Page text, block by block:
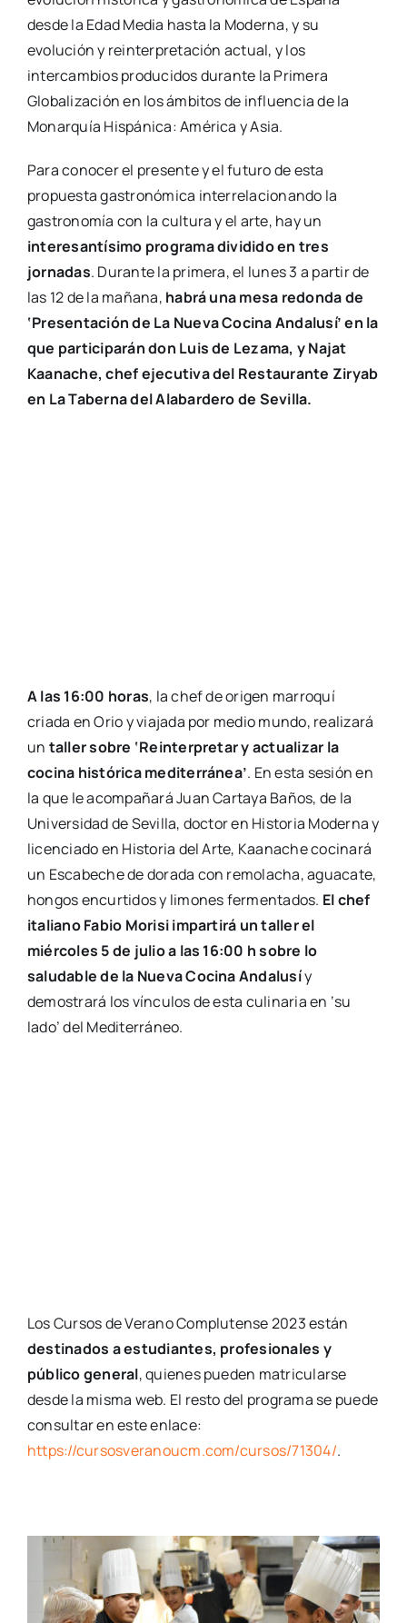
desde la Edad Media hasta la Moderna, y su
evolución y reinterpretación actual, y los
intercambios producidos durante la Primera
Globalización en los ámbitos de influencia de la
Monarquía Hispánica: América y Asia.
Para conocer el presente y el futuro de esta
propuesta gastronómica interrelacionando la
gastronomía con la cultura y el arte, hay un
interesantísimo programa dividido en tres
jornadas. Durante la primera, el lunes 3 a partir de
las 12 de la mañana, habrá una mesa redonda de
‘Presentación de La Nueva Cocina Andalusí’ en la
que participarán don Luis de Lezama, y Najat
Kaanache, chef ejecutiva del Restaurante Ziryab
en La Taberna del Alabardero de Sevilla.
A las 16:00 horas, la chef de origen marroquí
criada en Orio y viajada por medio mundo, realizará
un taller sobre ‘Reinterpretar y actualizar la
cocina histórica mediterránea’. En esta sesión en
la que le acompañará Juan Cartaya Baños, de la
Universidad de Sevilla, doctor en Historia Moderna y
licenciado en Historia del Arte, Kaanache cocinará
un Escabeche de dorada con remolacha, aguacate,
hongos encurtidos y limones fermentados. El chef
italiano Fabio Morisi impartirá un taller el
miércoles 5 de julio a las 16:00 h sobre lo
saludable de la Nueva Cocina Andalusíy
demostrará los vínculos de esta culinaria en ‘su
lado’ del Mediterráneo.
Los Cursos de Verano Complutense 2023 están
destinados a estudiantes, profesionales y
público general, quienes pueden matricularse
desde la misma web. El resto del programa se puede
consultar en este enlace:
https://cursosveranoucm.com/cursos/71304/.